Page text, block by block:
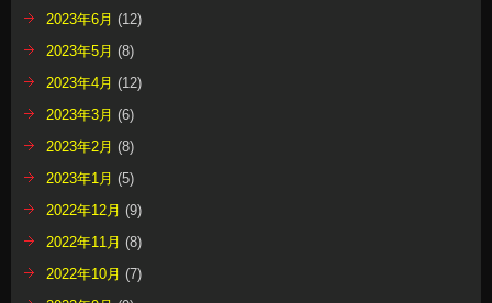
2023年6月 (12)
2023年5月 (8)
2023年4月 (12)
2023年3月 (6)
2023年2月 (8)
2023年1月 (5)
2022年12月 (9)
2022年11月 (8)
2022年10月 (7)